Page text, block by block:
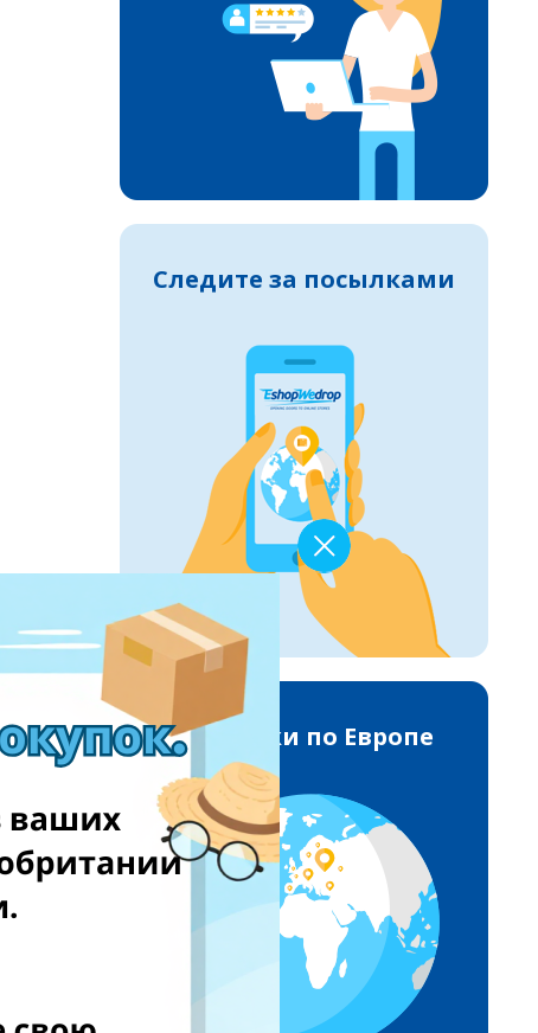
Следите за посылками
Доставки по Европе